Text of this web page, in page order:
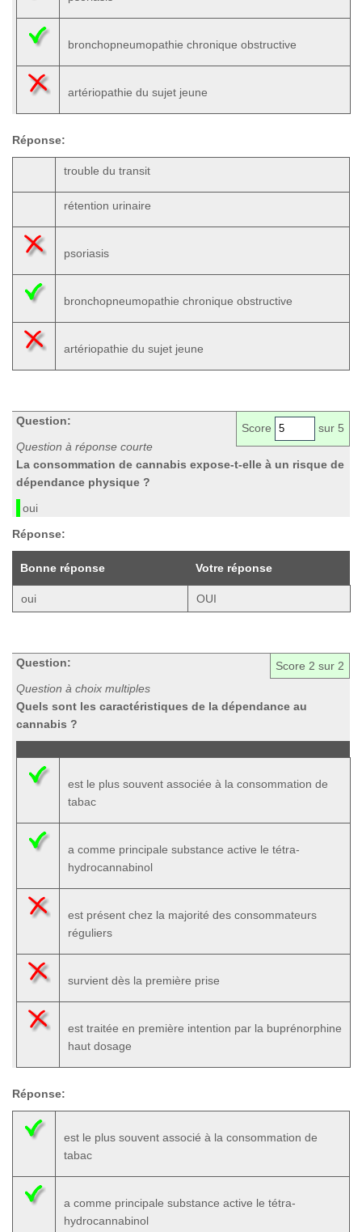
bronchopneumopathie chronique obstructive
artériopathie du sujet jeune
Réponse:
trouble du transit
rétention urinaire
psoriasis
bronchopneumopathie chronique obstructive
artériopathie du sujet jeune
Score sur 5
Question:
Question à réponse courte
La consommation de cannabis expose-t-elle à un risque de
dépendance physique ?
oui
Réponse:
Bonne réponse Votre réponse
oui OUI
Score 2 sur 2
Question:
Question à choix multiples
Quels sont les caractéristiques de la dépendance au
cannabis ?
est le plus souvent associée à la consommation de
tabac
a comme principale substance active le tétra-
hydrocannabinol
est présent chez la majorité des consommateurs
réguliers
survient dès la première prise
est traitée en première intention par la buprénorphine
haut dosage
Réponse:
est le plus souvent associé à la consommation de
tabac
a comme principale substance active le tétra-
hydrocannabinol